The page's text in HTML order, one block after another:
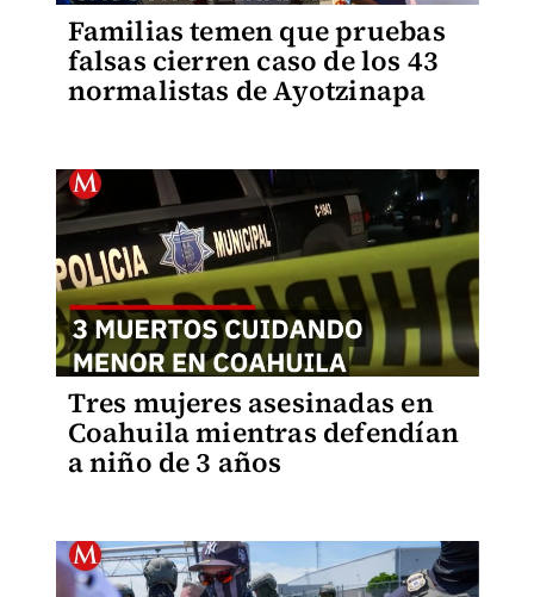
Familias temen que pruebas
falsas cierren caso de los 43
normalistas de Ayotzinapa
Tres mujeres asesinadas en
Coahuila mientras defendían
a niño de 3 años